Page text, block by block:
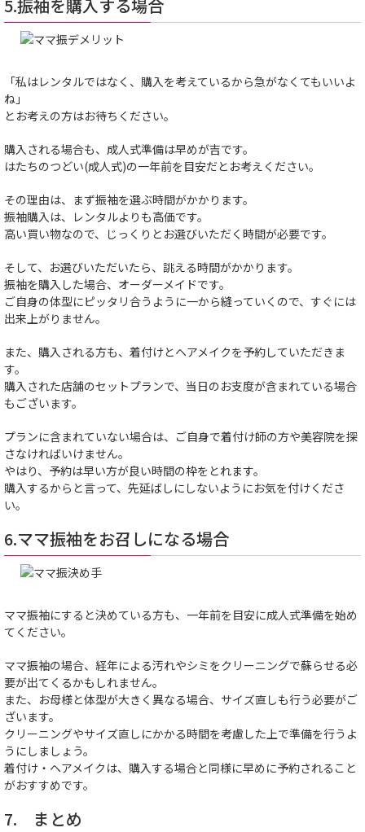
5.振袖を購入する場合
「私はレンタルではなく、購入を考えているから急がなくてもいいよ
ね」
とお考えの方はお待ちください。
購入される場合も、成人式準備は早めが吉です。
はたちのつどい(成人式)の一年前を目安だとお考えください。
その理由は、まず振袖を選ぶ時間がかかります。
振袖購入は、レンタルよりも高価です。
高い買い物なので、じっくりとお選びいただく時間が必要です。
そして、お選びいただいたら、誂える時間がかかります。
振袖を購入した場合、オーダーメイドです。
ご自身の体型にピッタリ合うように一から縫っていくので、すぐには
出来上がりません。
また、購入される方も、着付けとヘアメイクを予約していただきま
す。
購入された店舗のセットプランで、当日のお支度が含まれている場合
もございます。
プランに含まれていない場合は、ご自身で着付け師の方や美容院を探
さなければいけません。
やはり、予約は早い方が良い時間の枠をとれます。
購入するからと言って、先延ばしにしないようにお気を付けくださ
い。
6.ママ振袖をお召しになる場合
ママ振袖にすると決めている方も、一年前を目安に成人式準備を始め
てください。
ママ振袖の場合、経年による汚れやシミをクリーニングで蘇らせる必
要が出てくるかもしれません。
また、お母様と体型が大きく異なる場合、サイズ直しも行う必要がご
ざいます。
クリーニングやサイズ直しにかかる時間を考慮した上で準備を行うよ
うにしましょう。
着付け・ヘアメイクは、購入する場合と同様に早めに予約されること
がおすすめです。
7. まとめ